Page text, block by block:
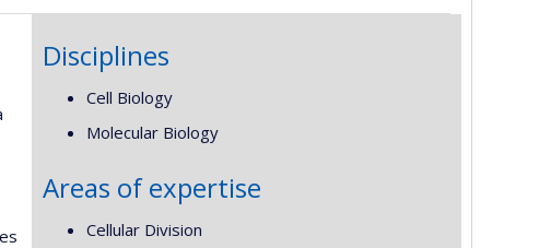
Disciplines
Cell Biology
Molecular Biology
Areas of expertise
Cellular Division